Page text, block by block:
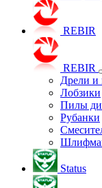
REBIR
REBIR
Дрели и
Лобзики
Пилы
Рубанки
Status